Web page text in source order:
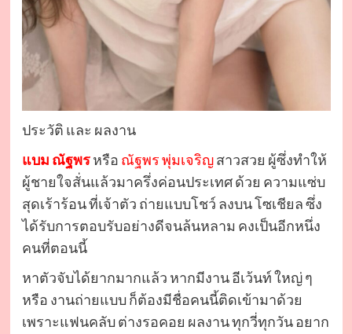
ประวัติ และ ผลงาน
แบม ณัฐพร หรือ ณัฐพร พุ่มเจริญสาวสวย ผู้ซึ่งทำให้
ผู้ชายใจสั่นแล้วมาครึ่งค่อนประเทศ ด้วย ความแซ่บ
สุดเร้าร้อน ที่เจ้าตัว ถ่ายแบบโชว์ ลงบน โซเชียล ซึ่ง
ได้รับการตอบรับอย่างดีจนล้นหลาม คงเป็นอีกหนึ่ง
คนที่ตอนนี้
หาตัวจับได้ยากมากแล้ว หากมีงาน อีเว้นท์ ใหญ่ ๆ
หรือ งานถ่ายแบบ ก็ต้องมีชื่อคนนี้ติดเข้ามาด้วย
เพราะแฟนคลับ ต่างรอคอย ผลงาน ทุกวี่ทุกวัน อยาก